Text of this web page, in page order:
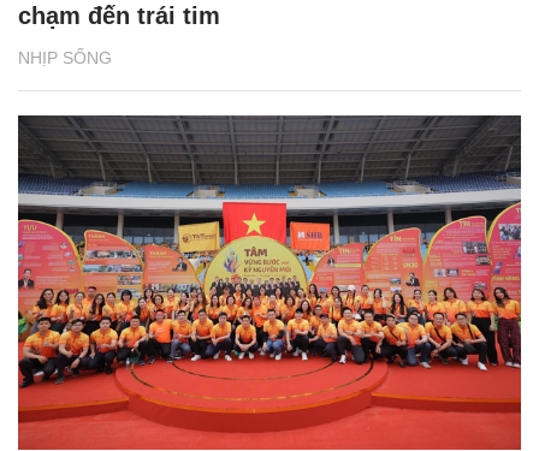
NHỊP SỐNG
chạm đến trái tim